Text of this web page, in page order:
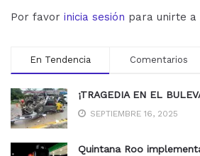
Por favor inicia sesión para unirte a
En Tendencia Comentarios
¡TRAGEDIA EN EL
SEPTIEMBRE 16, 2025
Quintana Roo